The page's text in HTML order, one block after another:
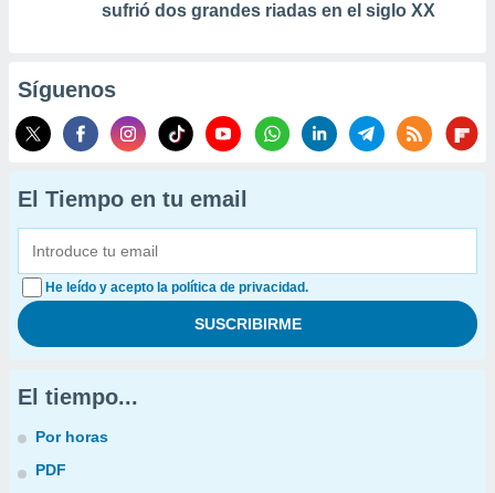
sufrió dos grandes riadas en el siglo XX
Síguenos
El Tiempo en tu email
He leído y acepto la política de privacidad.
El tiempo...
Por horas
PDF